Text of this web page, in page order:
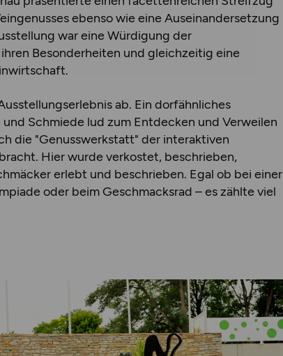
ebenso wie eine Auseinandersetzung
war eine Würdigung der
Besonderheiten und gleichzeitig eine
ab. Ein dorfähnliches
Schmiede lud zum Entdecken und Verweilen
die "Genusswerkstatt" der interaktiven
Hier wurde verkostet, beschrieben,
erlebt und beschrieben. Egal ob bei einer
oder beim Geschmacksrad – es zählte viel